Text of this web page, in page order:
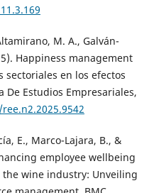
M. A., Galván-
Happiness management
en los efectos
De Estudios Empresariales,
E., Marco-Lajara, B., &
employee wellbeing
wine industry: Unveiling